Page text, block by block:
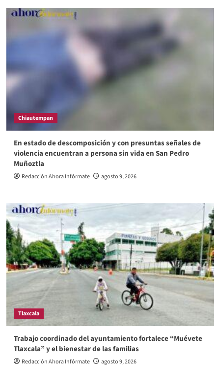
Chiautempan
En estado de descomposición y con presuntas señales de
violencia encuentran a persona sin vida en San Pedro
Muñoztla
Redacción Ahora Infórmate agosto 9, 2026
Tlaxcala
Trabajo coordinado del ayuntamiento fortalece “Muévete
Tlaxcala” y el bienestar de las familias
Redacción Ahora Infórmate agosto 9, 2026